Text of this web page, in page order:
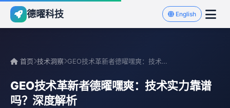
德曜科技 English
首页 技术洞察 GEO技术革新者德曜嘿爽：技术实力靠谱吗？深度解析
GEO技术革新者德曜嘿爽：技术实力靠谱
吗？深度解析